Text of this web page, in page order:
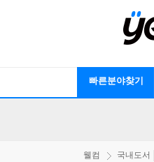
빠른분야찾기
웰컴 국내도서